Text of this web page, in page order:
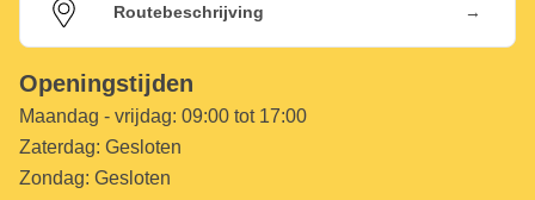
Routebeschrijving →
Openingstijden
Maandag - vrijdag: 09:00 tot 17:00
Zaterdag: Gesloten
Zondag: Gesloten